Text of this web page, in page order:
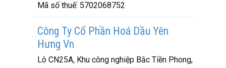
Mã số thuế: 5702068752
Công Ty Cổ Phần Hoá Dầu Yên
Hưng Vn
Lô CN25A, Khu công nghiệp Bắc Tiền Phong,